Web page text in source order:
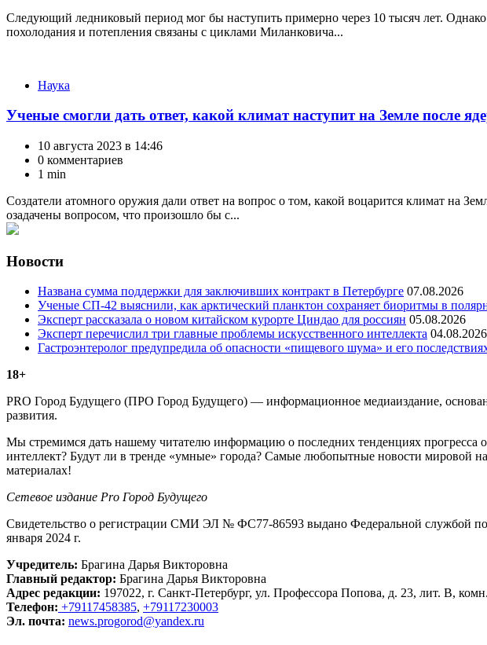
Следующий ледниковый период мог бы наступить примерно через 10 тысяч лет.
похолодания и потепления связаны с циклами Миланковича...
Категории
Наука
Ученые смогли дать ответ, какой климат наступит на Земле после
10 августа 2023 в 14:46
0 комментариев
1 min
Создатели атомного оружия дали ответ на вопрос о том, какой воцарится климат на
озадачены вопросом, что произошло бы с...
Новости
Названа сумма поддержки для заключивших контракт в Петербурге 07.08.2026
Ученые СП-42 выяснили, как арктический планктон сохраняет биоритмы в
Эксперт рассказала о новом китайском курорте Циндао для россиян 05.08.2026
Эксперт перечислил три главные проблемы искусственного интеллекта 04.08.2026
Гастроэнтеролог предупредила об опасности «пищевого шума» и его
18+
PRO Город Будущего (ПРО Город Будущего) — информационное медиаиздание,
развития.
Мы стремимся дать нашему читателю информацию о последних тенденциях прогресса
интеллект? Будут ли в тренде «умные» города? Самые любопытные новости мировой
материалах!
Сетевое издание Рrо Город Будущего
Свидетельство о регистрации СМИ ЭЛ № ФС77-86593 выдано Федеральной службой
января 2024 г.
Учредитель: Брагина Дарья Викторовна
Главный редактор: Брагина Дарья Викторовна
Адрес редакции: 197022, г. Санкт-Петербург, ул. Профессора Попова, д. 23, лит. В,
Телефон: +79117458385, +79117230003
Эл. почта: news.progorod@yandex.ru